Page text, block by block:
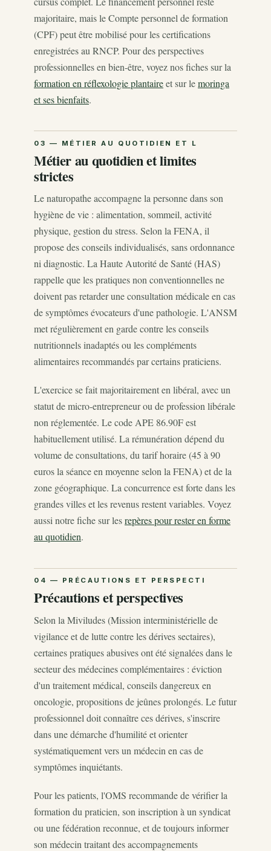
majoritaire, mais le Compte personnel de formation
(CPF) peut être mobilisé pour les certifications
enregistrées au RNCP. Pour des perspectives
professionnelles en bien-être, voyez nos fiches sur la
formation en réflexologie plantaireet sur lemoringa
et ses bienfaits.
Métier au quotidien et limites
strictes
Le naturopathe accompagne la personne dans son
hygiène de vie : alimentation, sommeil, activité
physique, gestion du stress. Selon la FENA, il
propose des conseils individualisés, sans ordonnance
ni diagnostic. La Haute Autorité de Santé (HAS)
rappelle que les pratiques non conventionnelles ne
doivent pas retarder une consultation médicale en cas
de symptômes évocateurs d'une pathologie. L'ANSM
met régulièrement en garde contre les conseils
nutritionnels inadaptés ou les compléments
alimentaires recommandés par certains praticiens.
L'exercice se fait majoritairement en libéral, avec un
statut de micro-entrepreneur ou de profession libérale
non réglementée. Le code APE 86.90F est
habituellement utilisé. La rémunération dépend du
volume de consultations, du tarif horaire (45 à 90
euros la séance en moyenne selon la FENA) et de la
zone géographique. La concurrence est forte dans les
grandes villes et les revenus restent variables. Voyez
aussi notre fiche sur lesrepères pour rester en forme
au quotidien.
Précautions et perspectives
Selon la Miviludes (Mission interministérielle de
vigilance et de lutte contre les dérives sectaires),
certaines pratiques abusives ont été signalées dans le
secteur des médecines complémentaires : éviction
d'un traitement médical, conseils dangereux en
oncologie, propositions de jeûnes prolongés. Le futur
professionnel doit connaître ces dérives, s'inscrire
dans une démarche d'humilité et orienter
systématiquement vers un médecin en cas de
symptômes inquiétants.
Pour les patients, l'OMS recommande de vérifier la
formation du praticien, son inscription à un syndicat
ou une fédération reconnue, et de toujours informer
son médecin traitant des accompagnements